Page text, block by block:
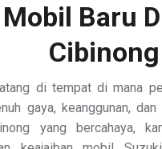
Baru
Cibinong
di tempat di mana
gaya, keanggunan,
yang bercahaya,